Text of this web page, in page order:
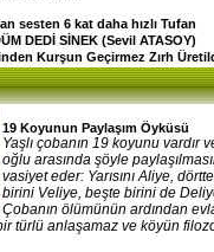
sesten 6 kat daha hızlı Tufan
DEDİ SİNEK (Sevil ATASOY)
Kurşun Geçirmez Zırh
19 Koyunun Paylaşım Öyküsü
Yaşlı çobanın 19 koyunu vardır
oğlu arasında şöyle
vasiyet eder: Yarısını Aliye, dörtte
birini Veliye, beşte birini de
Çobanın ölümünün ardından
türlü anlaşamaz ve köyün